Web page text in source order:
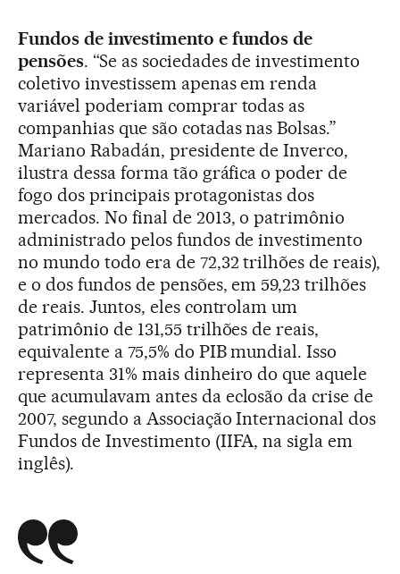
Fundos de investimento e fundos de
pensões. “Se as sociedades de investimento
coletivo investissem apenas em renda
variável poderiam comprar todas as
companhias que são cotadas nas Bolsas.”
Mariano Rabadán, presidente de Inverco,
ilustra dessa forma tão gráfica o poder de
fogo dos principais protagonistas dos
mercados. No final de 2013, o patrimônio
administrado pelos fundos de investimento
no mundo todo era de 72,32 trilhões de reais),
e o dos fundos de pensões, em 59,23 trilhões
de reais. Juntos, eles controlam um
patrimônio de 131,55 trilhões de reais,
equivalente a 75,5% do PIB mundial. Isso
representa 31% mais dinheiro do que aquele
que acumulavam antes da eclosão da crise de
2007, segundo a Associação Internacional dos
Fundos de Investimento (IIFA, na sigla em
inglês).